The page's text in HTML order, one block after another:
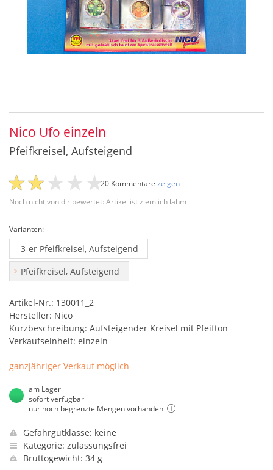
Nico Ufo einzeln
Pfeifkreisel, Aufsteigend
Noch nicht von dir bewertet: Artikel ist ziemlich lahm
20 Kommentare zeigen
Varianten:
3-er Pfeifkreisel, Aufsteigend
Pfeifkreisel, Aufsteigend
Artikel-Nr.: 130011_2
Hersteller: Nico
Kurzbeschreibung: Aufsteigender Kreisel mit Pfeifton
Verkaufseinheit: einzeln
ganzjähriger Verkauf möglich
am Lager
sofort verfügbar
nur noch begrenzte Mengen vorhanden
Gefahrgutklasse: keine
Kategorie: zulassungsfrei
Bruttogewicht: 34 g